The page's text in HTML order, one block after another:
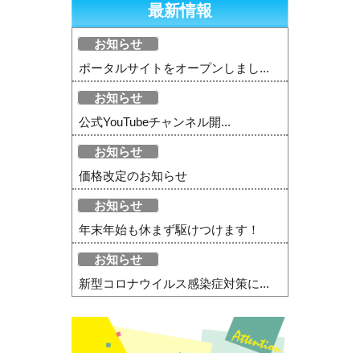
最新情報
お知らせ
ポータルサイトをオープンしまし...
お知らせ
公式YouTubeチャンネル開...
お知らせ
価格改定のお知らせ
お知らせ
年末年始も休まず駆けつけます！
お知らせ
新型コロナウイルス感染症対策に...